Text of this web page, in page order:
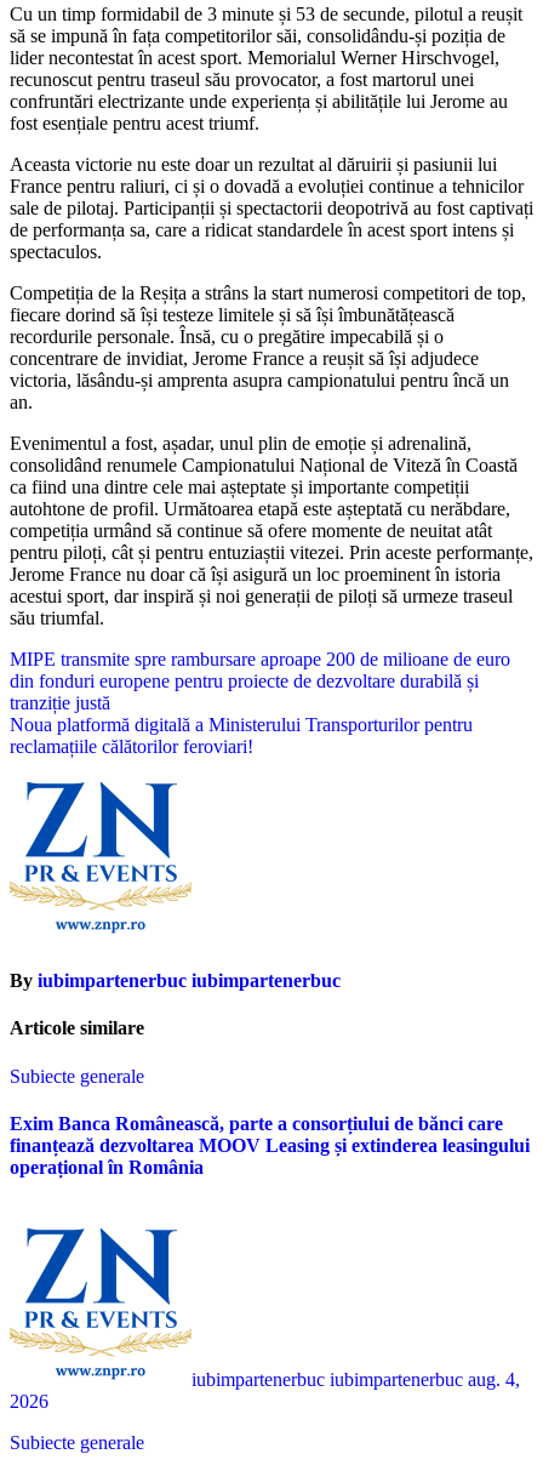
Cu un timp formidabil de 3 minute și 53 de secunde, pilotul a reușit
să se impună în fața competitorilor săi, consolidându-și poziția de
lider necontestat în acest sport. Memorialul Werner Hirschvogel,
recunoscut pentru traseul său provocator, a fost martorul unei
confruntări electrizante unde experiența și abilitățile lui Jerome au
fost esențiale pentru acest triumf.
Aceasta victorie nu este doar un rezultat al dăruirii și pasiunii lui
France pentru raliuri, ci și o dovadă a evoluției continue a tehnicilor
sale de pilotaj. Participanții și spectactorii deopotrivă au fost captivați
de performanța sa, care a ridicat standardele în acest sport intens și
spectaculos.
Competiția de la Reșița a strâns la start numerosi competitori de top,
fiecare dorind să își testeze limitele și să își îmbunătățească
recordurile personale. Însă, cu o pregătire impecabilă și o
concentrare de invidiat, Jerome France a reușit să își adjudece
victoria, lăsându-și amprenta asupra campionatului pentru încă un
an.
Evenimentul a fost, așadar, unul plin de emoție și adrenalină,
consolidând renumele Campionatului Național de Viteză în Coastă
ca fiind una dintre cele mai așteptate și importante competiții
autohtone de profil. Următoarea etapă este așteptată cu nerăbdare,
competiția urmând să continue să ofere momente de neuitat atât
pentru piloți, cât și pentru entuziaștii vitezei. Prin aceste performanțe,
Jerome France nu doar că își asigură un loc proeminent în istoria
acestui sport, dar inspiră și noi generații de piloți să urmeze traseul
său triumfal.
Navigare
în
articole
MIPE transmite spre rambursare aproape 200 de milioane de euro
din fonduri europene pentru proiecte de dezvoltare durabilă și
tranziție justă
Noua platformă digitală a Ministerului Transporturilor pentru
reclamațiile călătorilor feroviari!
By iubimpartenerbuc iubimpartenerbuc
Articole similare
Subiecte generale
Exim Banca Românească, parte a consorțiului de bănci care
finanțează dezvoltarea MOOV Leasing și extinderea leasingului
operațional în România
iubimpartenerbuc iubimpartenerbuc aug. 4,
2026
Subiecte generale